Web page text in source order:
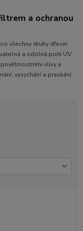
a ochranou
všechny druhy dřevin.
a odolná proti UV
vlivy a
vysychání a praskání